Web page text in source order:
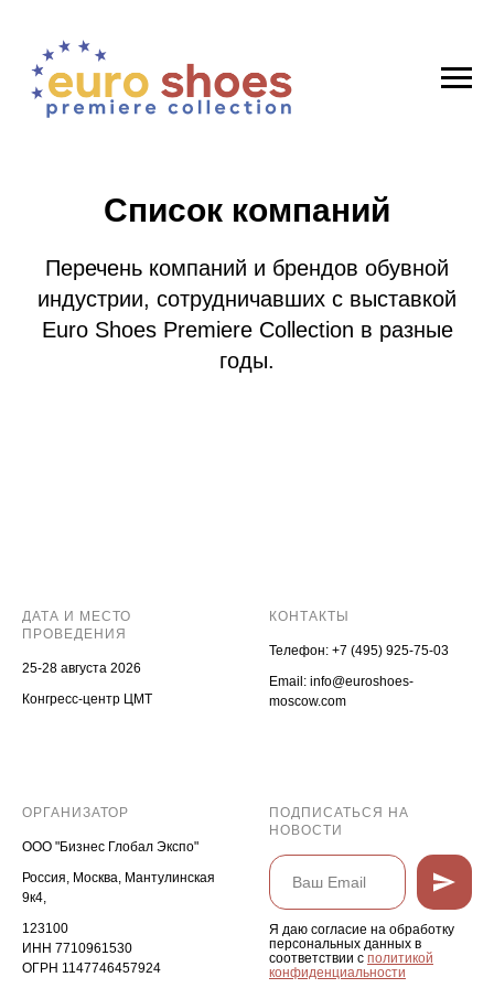
Список компаний
Перечень компаний и брендов обувной
индустрии, сотрудничавших с выставкой
Euro Shoes Premiere Collection в разные
годы.
ДАТА И МЕСТО
ПРОВЕДЕНИЯ
25-28 августа 2026
Конгресс-центр ЦМТ
КОНТАКТЫ
Телефон: +7 (495) 925-75-03
Email: info@euroshoes-
moscow.com
ОРГАНИЗАТОР
ООО "Бизнес Глобал Экспо"
Россия, Москва, Мантулинская
9к4,
123100
ИНН 7710961530
ОГРН 1147746457924
ПОДПИСАТЬСЯ НА
НОВОСТИ
Я даю согласие на обработку
персональных данных в
соответствии с политикой
конфиденциальности